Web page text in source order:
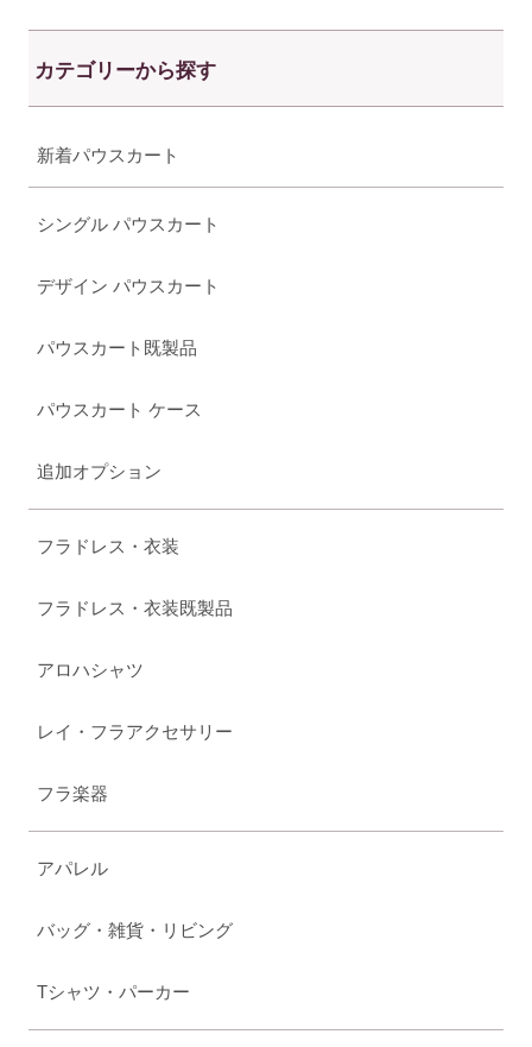
カテゴリーから探す
新着パウスカート
シングル パウスカート
デザイン パウスカート
パウスカート既製品
パウスカート ケース
追加オプション
フラドレス・衣装
フラドレス・衣装既製品
アロハシャツ
レイ・フラアクセサリー
フラ楽器
アパレル
バッグ・雑貨・リビング
Tシャツ・パーカー